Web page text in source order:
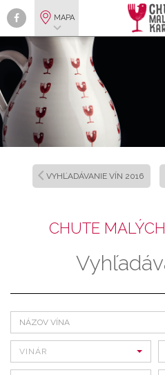
MAPA
VYHĽADÁVANIE VÍN 2016
CHUTE
VINÁR